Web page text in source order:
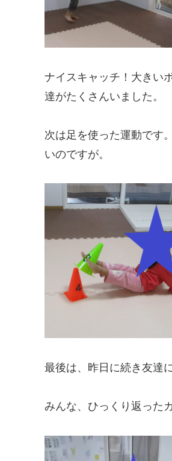
ナイスキャッチ！大きい
達がたくさんいました。
次は足を使った運動です
いのですが。
最後は、昨日に続き友達
みんな、ひっくり返った